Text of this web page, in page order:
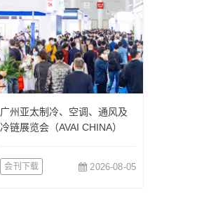
广州亚太制冷、空调、通风及
冷链展览会（AVAI CHINA）
会刊下载 2026-08-05